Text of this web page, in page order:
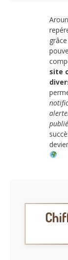
site
publié